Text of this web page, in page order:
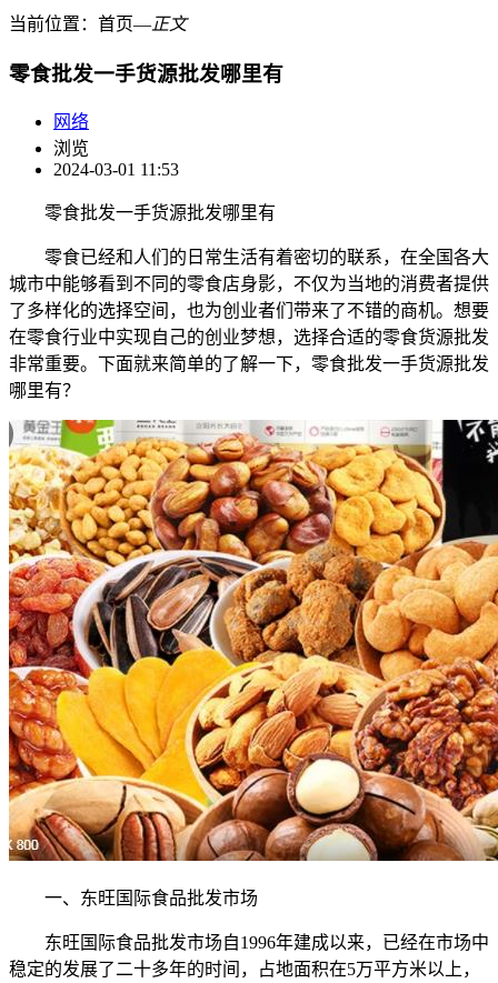
当前位置： 首页―正文
零食批发一手货源批发哪里有
网络
浏览
2024-03-01 11:53
零食批发一手货源批发哪里有
零食已经和人们的日常生活有着密切的联系，在全国各大
城市中能够看到不同的零食店身影，不仅为当地的消费者提供
了多样化的选择空间，也为创业者们带来了不错的商机。想要
在零食行业中实现自己的创业梦想，选择合适的零食货源批发
非常重要。下面就来简单的了解一下，零食批发一手货源批发
哪里有？
一、东旺国际食品批发市场
东旺国际食品批发市场自1996年建成以来，已经在市场中
稳定的发展了二十多年的时间，占地面积在5万平方米以上，